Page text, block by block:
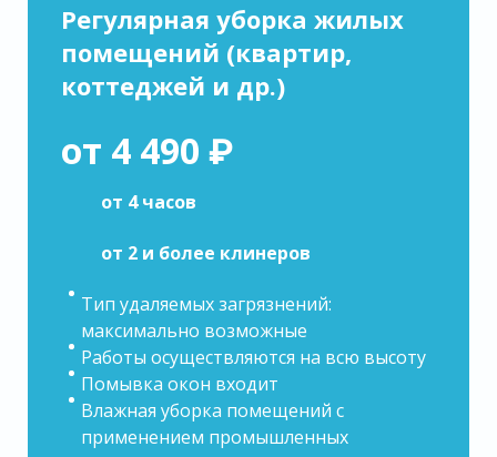
Регулярная уборка жилых
помещений (квартир,
коттеджей и др.)
от 4 490 ₽
от 4 часов
от 2 и более клинеров
Тип удаляемых загрязнений:
максимально возможные
Работы осуществляются на всю высоту
Помывка окон входит
Влажная уборка помещений с
применением промышленных